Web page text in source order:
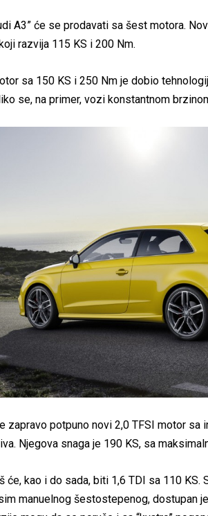
A3” će se prodavati sa šest motora.
razvija 115 KS i 200 Nm.
sa 150 KS i 250 Nm je dobio
se, na primer, vozi konstantnom
zapravo potpuno novi 2,0 TFSI motor
Njegova snaga je 190 KS, sa
će, kao i do sada, biti 1,6 TDI sa 110 KS.
manuelnog šestostepenog, dostupan